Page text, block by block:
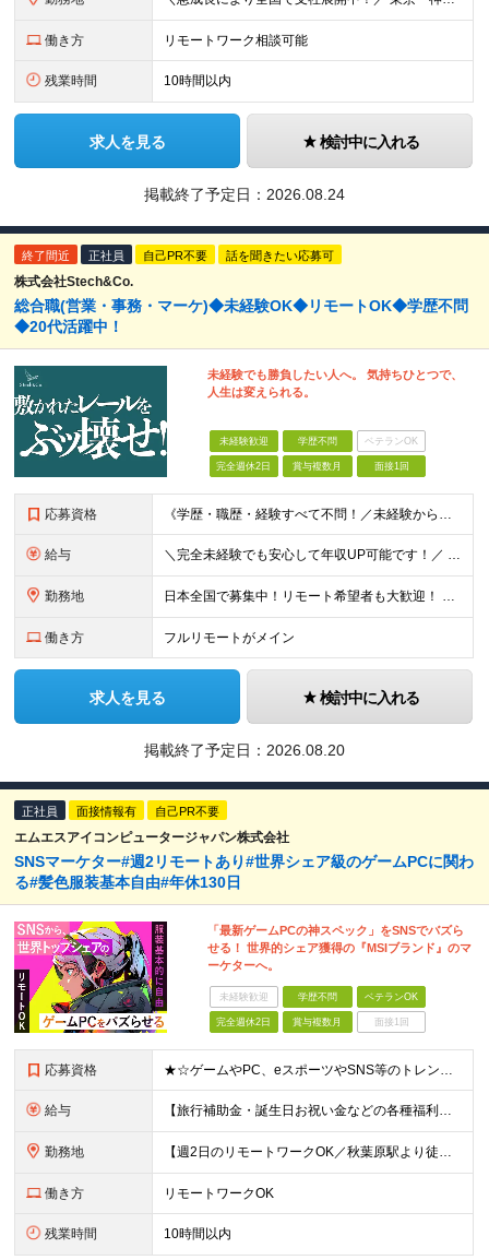
働き方 リモートワーク相談可能
残業時間 10時間以内
求人を見る 検討中に入れる
掲載終了予定日： 2026.08.24
終了間近 正社員 自己PR不要 話を聞きたい応募可
株式会社Stech&Co.
総合職(営業・事務・マーケ)◆未経験OK◆リモートOK◆学歴不問
◆20代活躍中！
未経験でも勝負したい人へ。 気持ちひとつで、
人生は変えられる。
未経験歓迎 学歴不問 ベテランOK
完全週休2日 賞与複数月 面接1回
応募資格 《学歴・職歴・経験すべて不問！／未経験からのチャレンジ大歓迎◎》 ▼こんな気持ち、ひとつでも当てはまる方はぜひ！ □ なにか、人生を変えるきっかけがほしい □ 立ち仕事に疲れて、そろそろ座り仕事がい
給与 ＼完全未経験でも安心して年収UP可能です！／ -------------- 【1】営業 月給25万円～80万円＋賞与 【2】事務 月給21万円～50万円＋賞与 【3】マーケ 月給25万円～80万円
勤務地 日本全国で募集中！リモート希望者も大歓迎！ ※クライアントオフィスへの出勤が必要な場合は、 「東京オフィス」または「首都圏・関西圏」になります ※勤務地の選択はご希望を考慮し、転居を伴う転勤はありま
働き方 フルリモートがメイン
求人を見る 検討中に入れる
掲載終了予定日： 2026.08.20
正社員 面接情報有 自己PR不要
エムエスアイコンピュータージャパン株式会社
SNSマーケター#週2リモートあり#世界シェア級のゲームPCに関わ
る#髪色服装基本自由#年休130日
「最新ゲームPCの神スペック」をSNSでバズら
せる！ 世界的シェア獲得の『MSIブランド』のマ
ーケターへ。
未経験歓迎 学歴不問 ベテランOK
完全週休2日 賞与複数月 面接1回
応募資格 ★☆ゲームやPC、eスポーツやSNS等のトレンドに興味がある方必見☆★ ■以下いずれかのご経験をお持ちの方 ├マーケティング業務またはメディア・Webメディア・広告代理店の経験 └もしくはパソコンショ
給与 【旅行補助金・誕生日お祝い金などの各種福利厚生充実】 月給26万円～＋賞与年2回＋各種手当 ※経験・スキルを考慮し、決定いたします ※上記には固定残業代（24時間分／4万円～6万円）を含みます ※
勤務地 【週2日のリモートワークOK／秋葉原駅より徒歩5分】 本社：東京都千代田区神田須田町2-19-23 Daiwa秋葉原ビル 6階 ※展示会などでの国内/海外出張あり ※変更の範囲：上記を除く当社関連
働き方 リモートワークOK
残業時間 10時間以内